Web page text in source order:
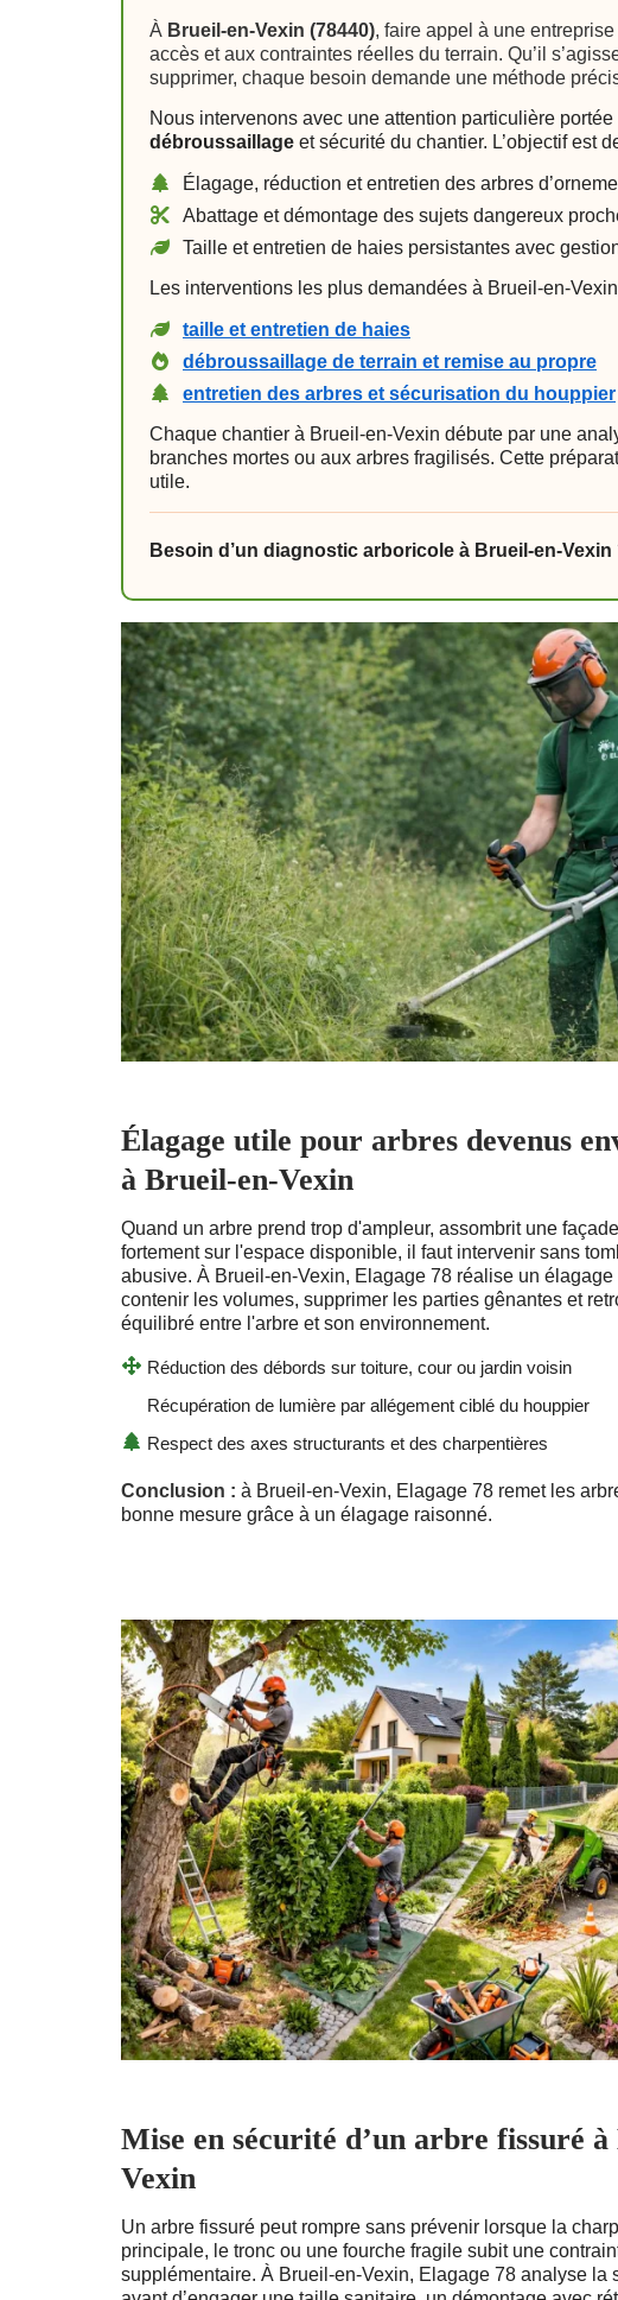
À Brueil-en-Vexin (78440), faire appel à une
accès et aux contraintes réelles du terrain. Qu’il
supprimer, chaque besoin demande une méthode
Nous intervenons avec une attention particulière
débroussaillage et sécurité du chantier. L’objectif est
Élagage, réduction et entretien des arbres
Abattage et démontage des sujets dangereux
Taille et entretien de haies persistantes avec
Les interventions les plus demandées à Brueil-en-
taille et entretien de haies
débroussaillage de terrain et remise au propre
entretien des arbres et sécurisation du houppier
Chaque chantier à Brueil-en-Vexin débute par une
branches mortes ou aux arbres fragilisés. Cette
utile.
Besoin d’un diagnostic arboricole à Brueil-en-Vexin
Élagage utile pour arbres devenus
à Brueil-en-Vexin
Quand un arbre prend trop d'ampleur, assombrit une
fortement sur l'espace disponible, il faut intervenir sans
abusive. À Brueil-en-Vexin, Elagage 78 réalise un
contenir les volumes, supprimer les parties gênantes et
équilibré entre l'arbre et son environnement.
Réduction des débords sur toiture, cour ou jardin voisin
Récupération de lumière par allégement ciblé du houppier
Respect des axes structurants et des charpentières
Conclusion : à Brueil-en-Vexin, Elagage 78 remet les
bonne mesure grâce à un élagage raisonné.
Mise en sécurité d’un arbre fissuré
Vexin
Un arbre fissuré peut rompre sans prévenir lorsque la
principale, le tronc ou une fourche fragile subit une
supplémentaire. À Brueil-en-Vexin, Elagage 78 analyse la